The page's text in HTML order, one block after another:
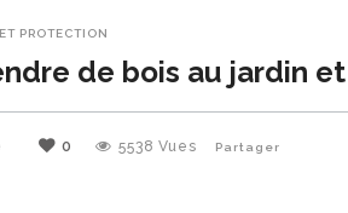
PROTECTION
de bois au jardin
0 5538 Vues Partager